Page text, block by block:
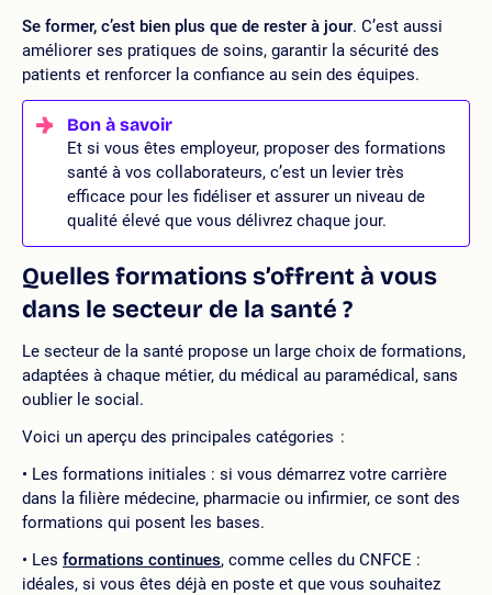
Se former, c’est bien plus que de rester à jour. C’est aussi
améliorer ses pratiques de soins, garantir la sécurité des
patients et renforcer la confiance au sein des équipes.
Et si vous êtes employeur, proposer des formations
santé à vos collaborateurs, c’est un levier très
efficace pour les fidéliser et assurer un niveau de
qualité élevé que vous délivrez chaque jour.
Quelles formations s’offrent à vous
dans le secteur de la santé ?
Le secteur de la santé propose un large choix de formations,
adaptées à chaque métier, du médical au paramédical, sans
oublier le social.
Voici un aperçu des principales catégories :
Les formations initiales : si vous démarrez votre carrière
dans la filière médecine, pharmacie ou infirmier, ce sont des
formations qui posent les bases.
Les formations continues, comme celles du CNFCE :
idéales, si vous êtes déjà en poste et que vous souhaitez